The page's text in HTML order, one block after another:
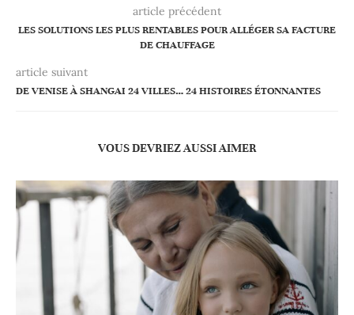
article précédent
LES SOLUTIONS LES PLUS RENTABLES POUR ALLÉGER SA FACTURE
DE CHAUFFAGE
article suivant
DE VENISE À SHANGAI 24 VILLES… 24 HISTOIRES ÉTONNANTES
VOUS DEVRIEZ AUSSI AIMER